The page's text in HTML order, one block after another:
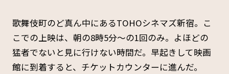
歌舞伎町のど真ん中にあるTOHOシネマズ新宿。こ
こでの上映は、朝の8時5分〜の1回のみ。よほどの
猛者でないと見に行けない時間だ。早起きして映画
館に到着すると、チケットカウンターに進んだ。